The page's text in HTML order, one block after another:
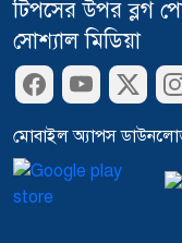
টিপসের উপর ব্লগ
সোশ্যাল মিডিয়া
মোবাইল অ্যাপস